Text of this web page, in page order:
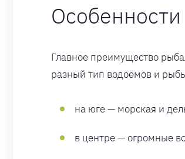
Главное преимущество
разный тип водоёмов и
на юге — морская и
в центре — огромные